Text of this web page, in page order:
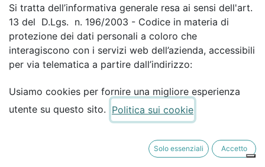
Si tratta dell’informativa generale resa ai sensi dell'art.
13 del D.Lgs. n. 196/2003 - Codice in materia di
protezione dei dati personali a coloro che
interagiscono con i servizi web dell’azienda, accessibili
per via telematica a partire dall’indirizzo:
del sito ufficiale.
Ulteriori e specifiche informative di sintesi verranno
del sito predisposte per particolari servizi a richiesta.
Usiamo cookies per fornire una migliore esperienza
utente su questo sito. Politica sui cookie
Solo essenziali Accetto